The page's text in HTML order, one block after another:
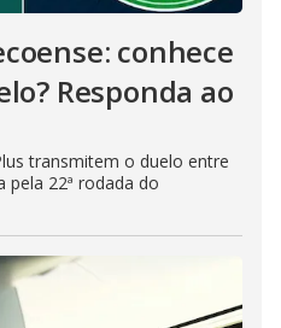
conhece
Responda ao
transmitem o duelo entre
pela 22ª rodada do